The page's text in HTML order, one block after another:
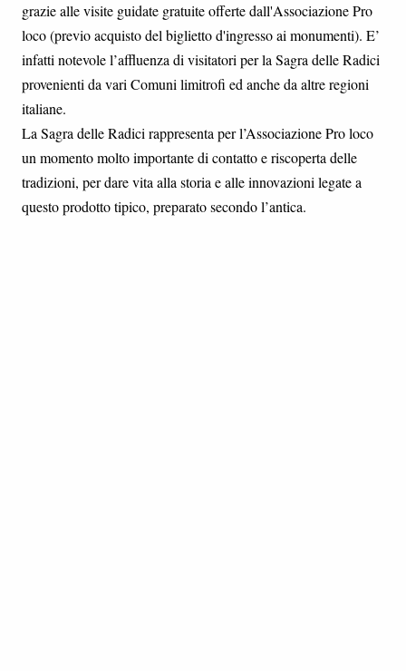
grazie alle visite guidate gratuite offerte dall'Associazione Pro
loco (previo acquisto del biglietto d'ingresso ai monumenti). E’
infatti notevole l’affluenza di visitatori per la Sagra delle Radici
provenienti da vari Comuni limitrofi ed anche da altre regioni
italiane.
La Sagra delle Radici rappresenta per l’Associazione Pro loco
un momento molto importante di contatto e riscoperta delle
tradizioni, per dare vita alla storia e alle innovazioni legate a
questo prodotto tipico, preparato secondo l’antica.